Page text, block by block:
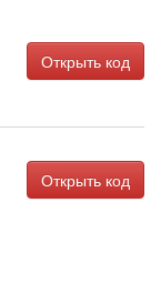
Открыть код
Открыть код